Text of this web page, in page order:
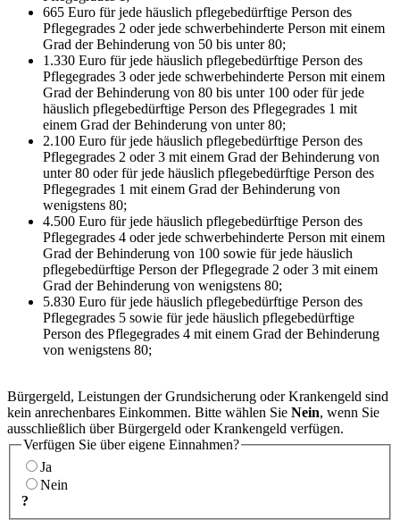
665 Euro für jede häuslich pflegebedürftige Person des
Pflegegrades 2 oder jede schwerbehinderte Person mit einem
Grad der Behinderung von 50 bis unter 80;
1.330 Euro für jede häuslich pflegebedürftige Person des
Pflegegrades 3 oder jede schwerbehinderte Person mit einem
Grad der Behinderung von 80 bis unter 100 oder für jede
häuslich pflegebedürftige Person des Pflegegrades 1 mit
einem Grad der Behinderung von unter 80;
2.100 Euro für jede häuslich pflegebedürftige Person des
Pflegegrades 2 oder 3 mit einem Grad der Behinderung von
unter 80 oder für jede häuslich pflegebedürftige Person des
Pflegegrades 1 mit einem Grad der Behinderung von
wenigstens 80;
4.500 Euro für jede häuslich pflegebedürftige Person des
Pflegegrades 4 oder jede schwerbehinderte Person mit einem
Grad der Behinderung von 100 sowie für jede häuslich
pflegebedürftige Person der Pflegegrade 2 oder 3 mit einem
Grad der Behinderung von wenigstens 80;
5.830 Euro für jede häuslich pflegebedürftige Person des
Pflegegrades 5 sowie für jede häuslich pflegebedürftige
Person des Pflegegrades 4 mit einem Grad der Behinderung
von wenigstens 80;
Bürgergeld, Leistungen der Grundsicherung oder Krankengeld sind
kein anrechenbares Einkommen. Bitte wählen Sie Nein, wenn Sie
ausschließlich über Bürgergeld oder Krankengeld verfügen.
Verfügen Sie über eigene Einnahmen?
Ja
Nein
?